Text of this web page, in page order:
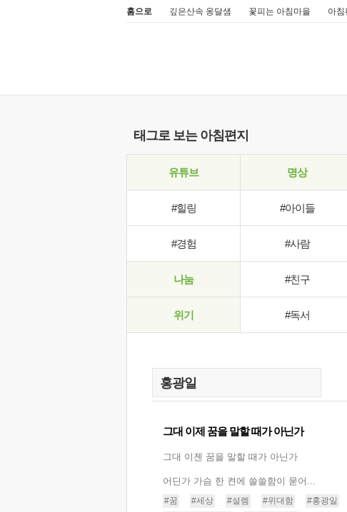
홈으로 깊은산속 옹달샘 꽃피는 아침마을 아침
태그로 보는 아침편지
유튜브 명상
#힐링 #아이들
#경험 #사람
나눔 #친구
위기 #독서
그대 이제 꿈을 말할 때가 아닌가
그대 이젠 꿈을 말할 때가 아닌가
어딘가 가슴 한 켠에 쓸쓸함이 묻어...
#꿈 #세상 #설렘 #위대함 #홍광일